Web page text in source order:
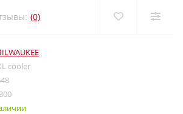
(0)
cooler
300